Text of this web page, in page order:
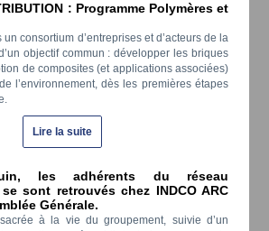
: Programme Polymères et
consortium d’entreprises et d’acteurs de la
objectif commun : développer les briques
de composites (et applications associées)
l’environnement, dès les premières étapes
Lire la suite
les adhérents du réseau
sont retrouvés chez INDCO ARC
Générale.
à la vie du groupement, suivie d’un